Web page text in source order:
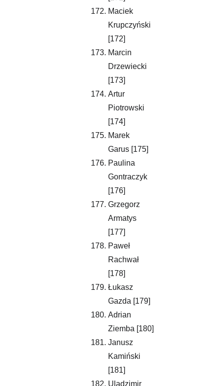
Maciek
Krupczyński
[172]
Marcin
Drzewiecki
[173]
Artur
Piotrowski
[174]
Marek
Garus [175]
Paulina
Gontraczyk
[176]
Grzegorz
Armatys
[177]
Paweł
Rachwał
[178]
Łukasz
Gazda [179]
Adrian
Ziemba [180]
Janusz
Kamiński
[181]
Uladzimir